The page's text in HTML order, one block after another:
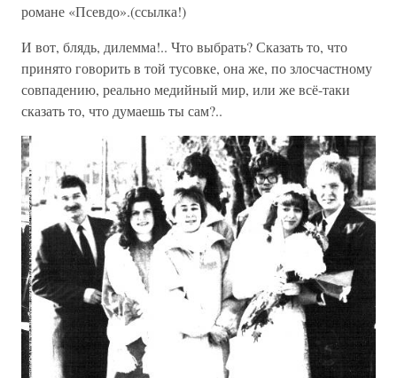
романе «Псевдо».(ссылка!)
И вот, блядь, дилемма!.. Что выбрать? Сказать то, что
принято говорить в той тусовке, она же, по злосчастному
совпадению, реально медийный мир, или же всё-таки
сказать то, что думаешь ты сам?..